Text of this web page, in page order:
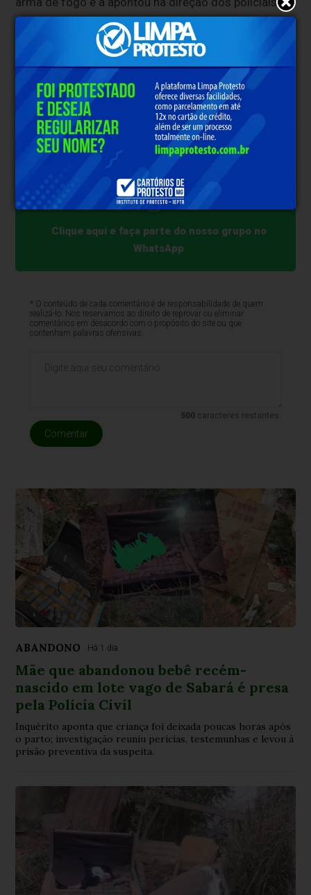
Diante da iminente agressão, foi necessário efetuar
um disparo para cessar a ameaça, atingindo o
suspeito na perna. Imediatamente, os militares
prestaram os primeiros socorros no local e
acionando o SAMU, que realizou o encaminhamento
ao pronto atendimento.
Com o foragido, os policiais apreenderam um
revólver calibre 38 municiado e um aparelho celular.
Clique aqui e faça parte do nosso grupo no
WhatsApp
* O conteúdo de cada comentário é de responsabilidade de quem
realizá-lo. Nos reservamos ao direito de reprovar ou eliminar
comentários em desacordo com o propósito do site ou que
contenham palavras ofensivas.
500 caracteres restantes.
Comentar
ABANDONO Há 1 dia
Mãe que abandonou bebê recém-
nascido em lote vago de Sabará é presa
pela Polícia Civil
Inquérito aponta que criança foi deixada poucas horas após
o parto; investigação reuniu perícias, testemunhas e levou à
prisão preventiva da suspeita.